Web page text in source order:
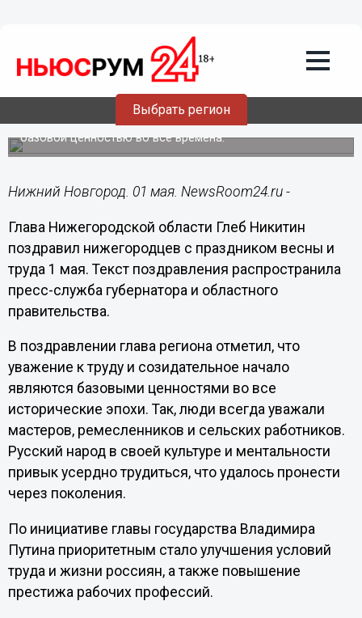
Выбрать регион
01.05.202209:49
Никитин поздравил нижегородцев с
праздником весны и труда
Губернатор уверен, что уважение к труду является
базовой ценностью во все времена.
Нижний Новгород. 01 мая. NewsRoom24.ru -
Глава Нижегородской области Глеб Никитин
поздравил нижегородцев с праздником весны и
труда 1 мая. Текст поздравления распространила
пресс-служба губернатора и областного
правительства.
В поздравлении глава региона отметил, что
уважение к труду и созидательное начало
являются базовыми ценностями во все
исторические эпохи. Так, люди всегда уважали
мастеров, ремесленников и сельских работников.
Русский народ в своей культуре и ментальности
привык усердно трудиться, что удалось пронести
через поколения.
По инициативе главы государства Владимира
Путина приоритетным стало улучшения условий
труда и жизни россиян, а также повышение
престижа рабочих профессий.